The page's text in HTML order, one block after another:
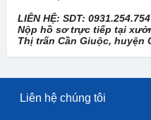
LIÊN HỆ: SDT:
Nộp hồ sơ trực tiếp tại
Thị trấn Cần Giuộc, huyện
Liên hệ chúng tôi